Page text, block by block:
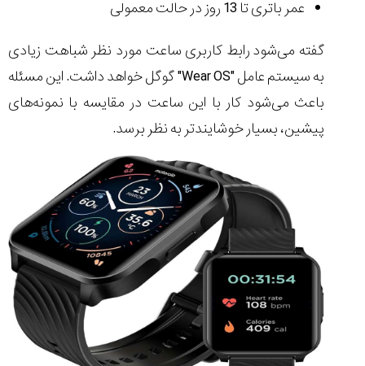
عمر باتری تا 13 روز در حالت معمولی
گفته می‌شود رابط کاربری ساعت مورد نظر شباهت زیادی
به سیستم ‌عامل "Wear OS" گوگل خواهد داشت. این مسئله
باعث می‌شود کار با این ساعت در مقایسه با نمونه‌های
پیشین، بسیار خوشایندتر به نظر برسد.